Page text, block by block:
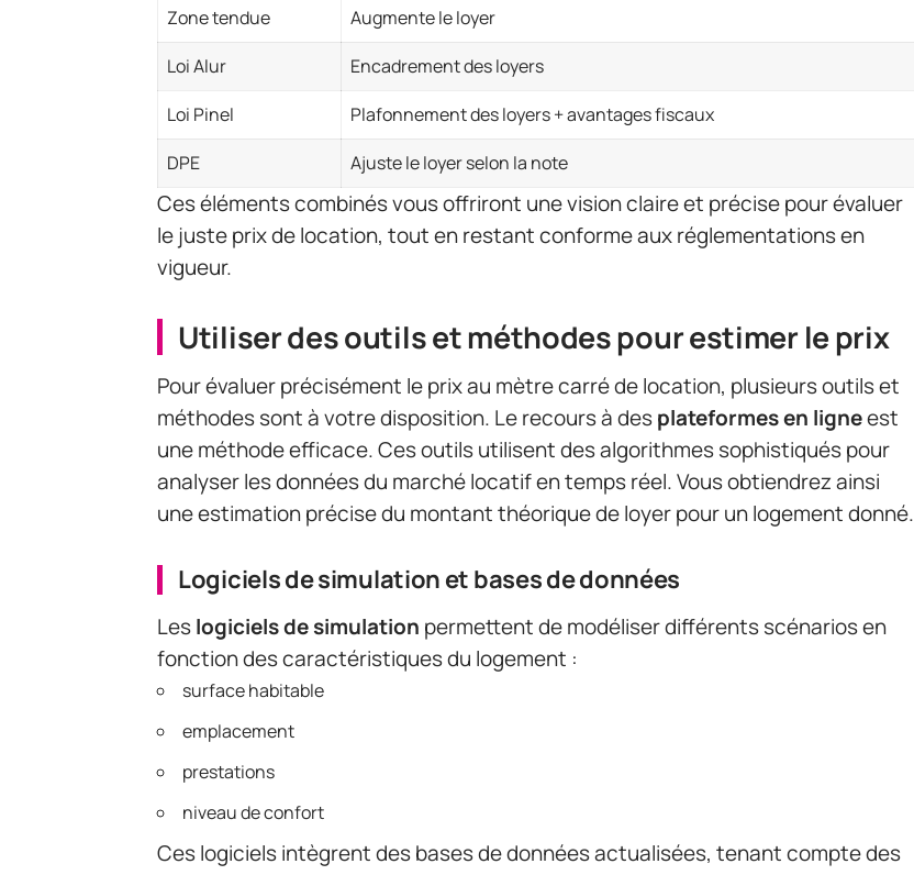
Zone tendue
Augmente le loyer
Loi Alur
Encadrement des loyers
Loi Pinel
Plafonnement des loyers + avantages fiscaux
DPE
Ajuste le loyer selon la note
Ces éléments combinés vous offriront une vision claire et précise pour évaluer
le juste prix de location, tout en restant conforme aux réglementations en
vigueur.
Utiliser des outils et méthodes pour estimer le prix
Pour évaluer précisément le prix au mètre carré de location, plusieurs outils et
méthodes sont à votre disposition. Le recours à desplateformes en ligneest
une méthode efficace. Ces outils utilisent des algorithmes sophistiqués pour
analyser les données du marché locatif en temps réel. Vous obtiendrez ainsi
une estimation précise du montant théorique de loyer pour un logement donné.
Logiciels de simulation et bases de données
Leslogiciels de simulation permettent de modéliser différents scénarios en
fonction des caractéristiques du logement :
surface habitable
emplacement
prestations
niveau de confort
Ces logiciels intègrent des bases de données actualisées, tenant compte des